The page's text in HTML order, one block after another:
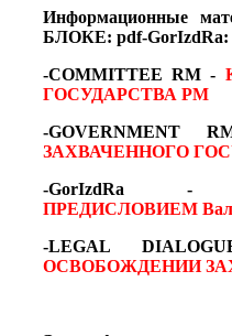
Информационные
БЛОКЕ: pdf-GorIzdRa:
-COMMITTEE RM -
ГОСУДАРСТВА РМ
-
ЗАХВАЧЕННОГО
-
ПРЕДИСЛОВИЕМ
-LEGAL
ОСВОБОЖДЕНИИ